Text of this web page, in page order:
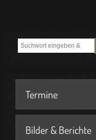
Termine
Bilder & Berichte